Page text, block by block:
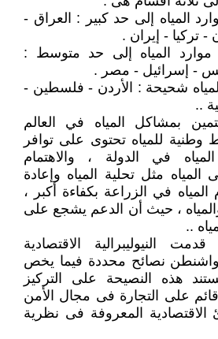
المياه إلى حد كبير : العراق -
- تركيا - إيران .
موارد المياه إلى حد متوسط :
- إسرائيل - مصر .
شحيحة : الأردن - فلسطين -
..
بمشاكل المياه في العالم
للمياه تحتوى على توافر
في الدولة ، والاهتمام
المياه مثل تحلية المياه وإعادة
المياه في الزراعة بكفاءة أكبر ،
، حيث أن الدعم يشجع على
..
النيوليبرالية الاقتصادية
واشنطن نصائح محددة فيما يخص
هذه النصيحة على التركيز
على التجارة فى مجال الأمن
الاقتصادية المعروفة فى نظرية